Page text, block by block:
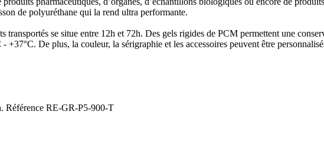
de polyuréthane qui la rend ultra performante.
transportés se situe entre 12h et 72h. Des gels rigides de PCM permettent une
De plus, la couleur, la sérigraphie et les accessoires peuvent être
Référence RE-GR-P5-900-T